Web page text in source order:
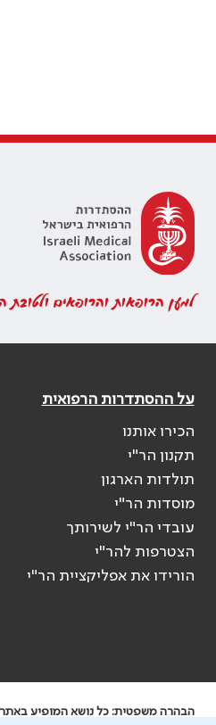
למען הרופאות והרופאים ולטובת
על ההסתדרות הרפואית
הכירו אותנו
תקנון הר"י
תולדות הארגון
מוסדות הר"י
עובדי הר"י לשירותך
הצטרפות להר"י
הורידו את אפליקציית הר"י
הבהרה משפטית: כל נושא המופיע באתר